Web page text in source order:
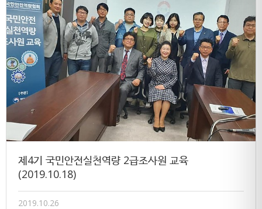
제4기 국민안전실천역량 2급조사원 교육
(2019.10.18)
2019.10.26